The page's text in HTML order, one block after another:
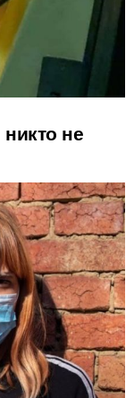
не